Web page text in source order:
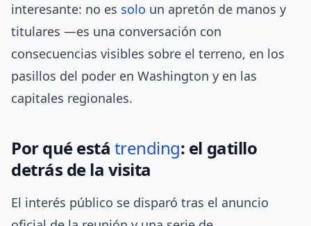
interesante: no es solo un apretón de manos y
titulares —es una conversación con
consecuencias visibles sobre el terreno, en los
pasillos del poder en Washington y en las
capitales regionales.
Por qué está trending: el gatillo
detrás de la visita
El interés público se disparó tras el anuncio